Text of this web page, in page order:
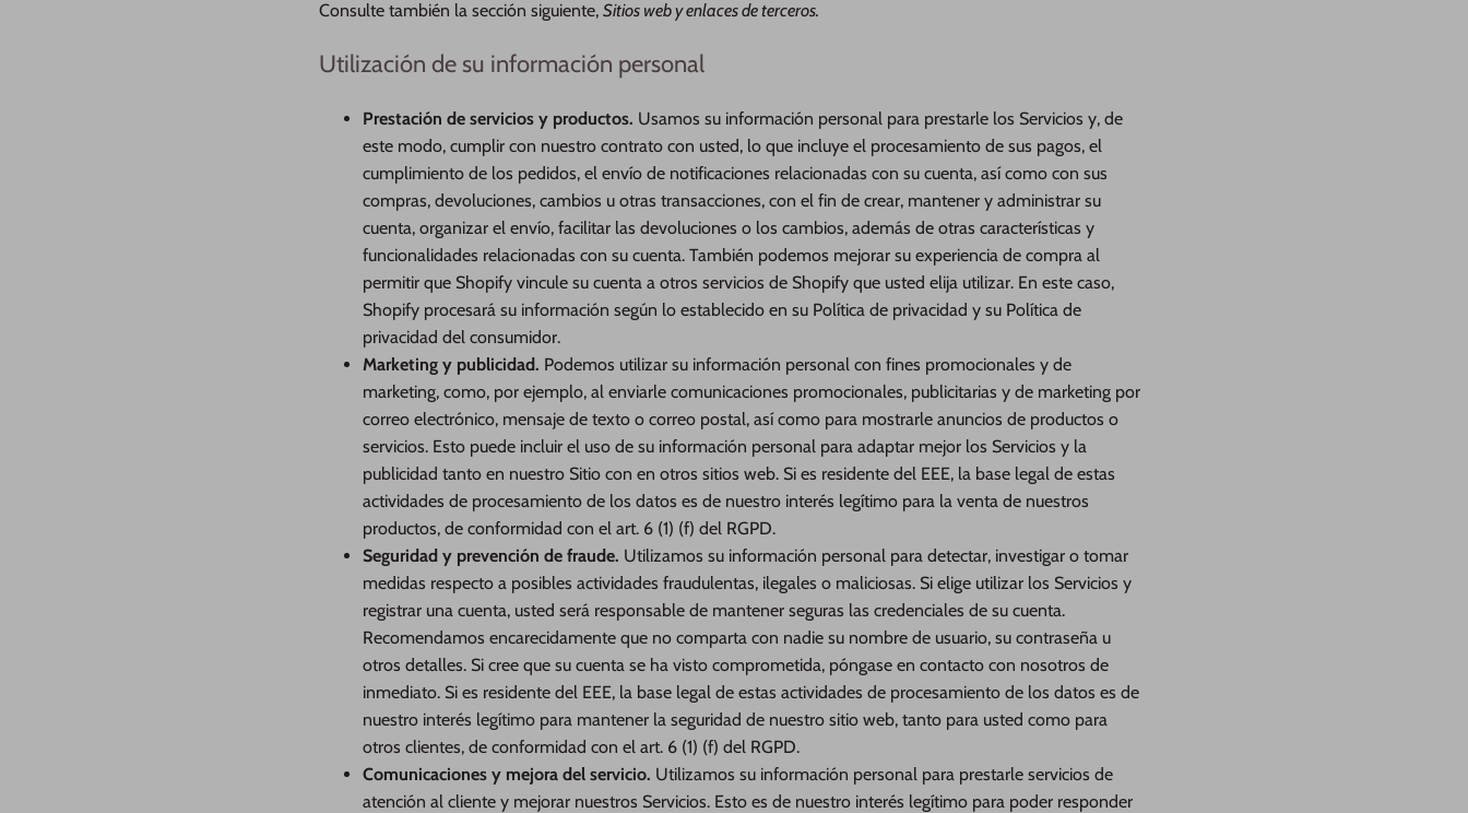
Consulte también la sección siguiente, Sitios web y enlaces de terceros.
Utilización de su información personal
Prestación de servicios y productos. Usamos su información personal para prestarle los Servicios y, de
este modo, cumplir con nuestro contrato con usted, lo que incluye el procesamiento de sus pagos, el
cumplimiento de los pedidos, el envío de notificaciones relacionadas con su cuenta, así como con sus
compras, devoluciones, cambios u otras transacciones, con el fin de crear, mantener y administrar su
cuenta, organizar el envío, facilitar las devoluciones o los cambios, además de otras características y
funcionalidades relacionadas con su cuenta. También podemos mejorar su experiencia de compra al
permitir que Shopify vincule su cuenta a otros servicios de Shopify que usted elija utilizar. En este caso,
Shopify procesará su información según lo establecido en su Política de privacidad y su Política de
privacidad del consumidor.
Marketing y publicidad. Podemos utilizar su información personal con fines promocionales y de
marketing, como, por ejemplo, al enviarle comunicaciones promocionales, publicitarias y de marketing por
correo electrónico, mensaje de texto o correo postal, así como para mostrarle anuncios de productos o
servicios. Esto puede incluir el uso de su información personal para adaptar mejor los Servicios y la
publicidad tanto en nuestro Sitio con en otros sitios web. Si es residente del EEE, la base legal de estas
actividades de procesamiento de los datos es de nuestro interés legítimo para la venta de nuestros
productos, de conformidad con el art. 6 (1) (f) del RGPD.
Seguridad y prevención de fraude. Utilizamos su información personal para detectar, investigar o tomar
medidas respecto a posibles actividades fraudulentas, ilegales o maliciosas. Si elige utilizar los Servicios y
registrar una cuenta, usted será responsable de mantener seguras las credenciales de su cuenta.
Recomendamos encarecidamente que no comparta con nadie su nombre de usuario, su contraseña u
otros detalles. Si cree que su cuenta se ha visto comprometida, póngase en contacto con nosotros de
inmediato. Si es residente del EEE, la base legal de estas actividades de procesamiento de los datos es de
nuestro interés legítimo para mantener la seguridad de nuestro sitio web, tanto para usted como para
otros clientes, de conformidad con el art. 6 (1) (f) del RGPD.
Comunicaciones y mejora del servicio. Utilizamos su información personal para prestarle servicios de
atención al cliente y mejorar nuestros Servicios. Esto es de nuestro interés legítimo para poder responder